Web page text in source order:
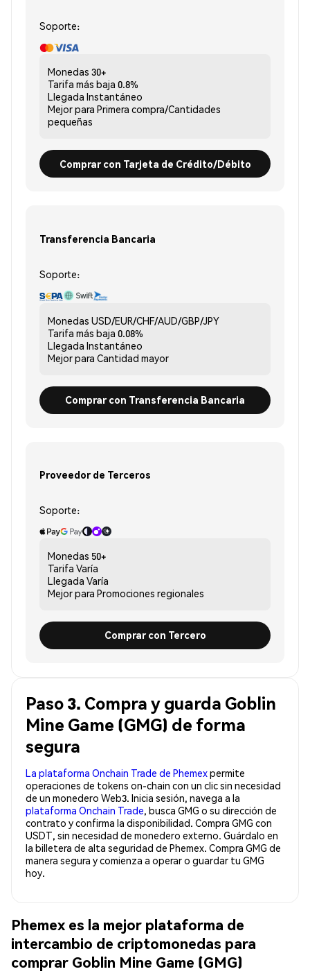
Soporte:
Monedas 30+
Tarifa más baja 0.8%
Llegada Instantáneo
Mejor para Primera compra/Cantidades
pequeñas
Comprar con Tarjeta de Crédito/Débito
Transferencia Bancaria
Soporte:
Monedas USD/EUR/CHF/AUD/GBP/JPY
Tarifa más baja 0.08%
Llegada Instantáneo
Mejor para Cantidad mayor
Comprar con Transferencia Bancaria
Proveedor de Terceros
Soporte:
Monedas 50+
Tarifa Varía
Llegada Varía
Mejor para Promociones regionales
Comprar con Tercero
Paso 3. Compra y guarda Goblin
Mine Game (GMG) de forma
segura
La plataforma Onchain Trade de Phemexpermite
operaciones de tokens on-chain con un clic sin necesidad
de un monedero Web3. Inicia sesión, navega a la
plataforma Onchain Trade, busca GMG o su dirección de
contrato y confirma la disponibilidad. Compra GMG con
USDT, sin necesidad de monedero externo. Guárdalo en
la billetera de alta seguridad de Phemex. Compra GMG de
manera segura y comienza a operar o guardar tu GMG
hoy.
Phemex es la mejor plataforma de
intercambio de criptomonedas para
comprar Goblin Mine Game (GMG)